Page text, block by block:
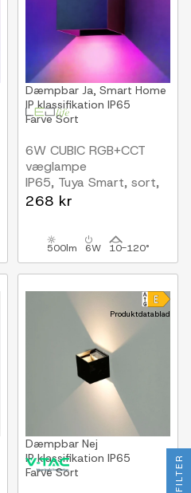
Dæmpbar Ja, Smart Home
IP klassifikation IP65
FarveSort
6W CUBIC RGB+CCT
væglampe
IP65, Tuya Smart, sort,
firkantet, op/ned,
268 kr
500lm 6W 10-120°
Produktdatablad
Dæmpbar Nej
IP klassifikation IP65
FarveSort FILTER